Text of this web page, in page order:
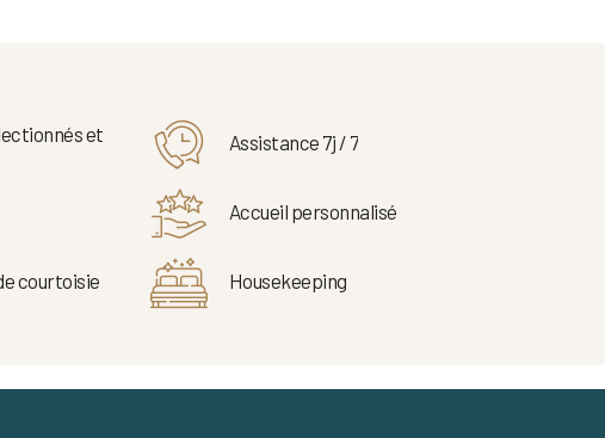
et
Assistance 7j / 7
Accueil personnalisé
courtoisie Housekeeping